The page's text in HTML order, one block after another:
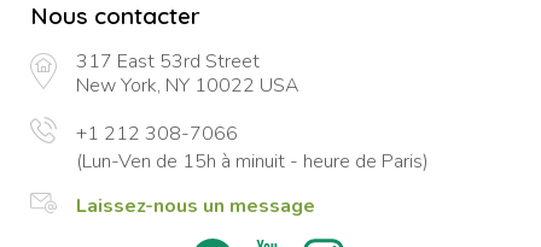
Nous contacter
317 East 53rd Street
New York, NY 10022 USA
+1 212 308-7066
(Lun-Ven de 15h à minuit - heure de Paris)
Laissez-nous un message